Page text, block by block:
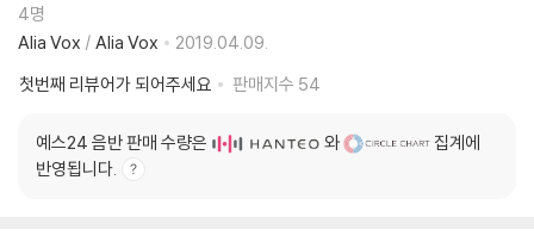
4명
Alia Vox / Alia Vox
2019.04.09.
첫번째 리뷰어가 되어주세요
판매지수 54
예스24 음반 판매 수량은 와
집계에
반영됩니다.